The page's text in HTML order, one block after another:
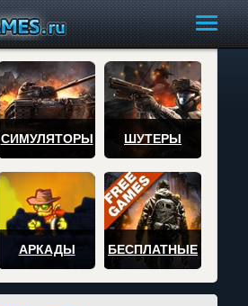
СИМУЛЯТОРЫ ШУТЕРЫ
АРКАДЫ БЕСПЛАТНЫЕ